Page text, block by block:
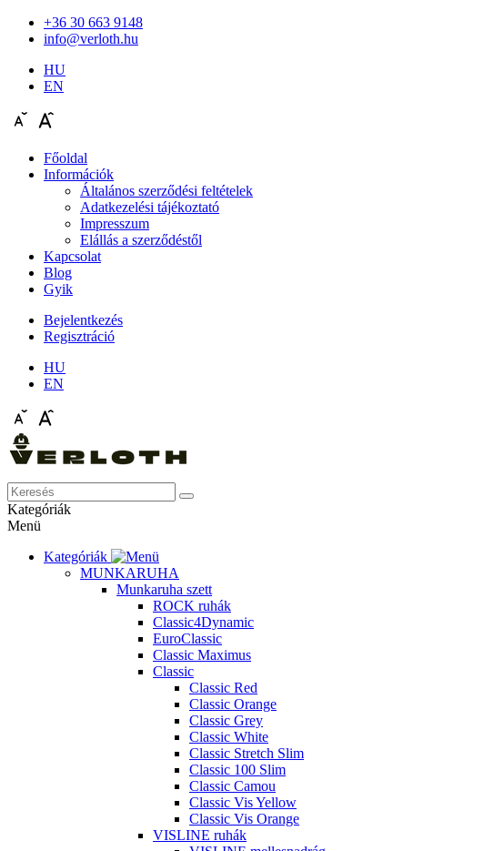
+36 30 663 9148
info@verloth.hu
HU
EN
Főoldal
Információk
Általános szerződési feltételek
Adatkezelési tájékoztató
Impresszum
Elállás a szerződéstől
Kapcsolat
Blog
Gyik
Bejelentkezés
Regisztráció
HU
EN
Kategóriák
Menü
Kategóriák
MUNKARUHA
Munkaruha szett
ROCK ruhák
Classic4Dynamic
EuroClassic
Classic Maximus
Classic
Classic Red
Classic Orange
Classic Grey
Classic White
Classic Stretch Slim
Classic 100 Slim
Classic Camou
Classic Vis Yellow
Classic Vis Orange
VISLINE ruhák